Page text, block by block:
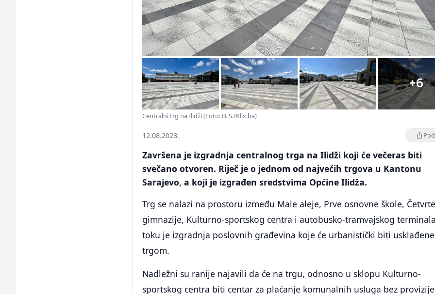
+6
Centralni trg na Ilidži (Foto: D. S./Klix.ba)
12.08.2023.
Završena je izgradnja centralnog trga na Ilidži koji će večeras biti
svečano otvoren. Riječ je o jednom od najvećih trgova u Kantonu
Sarajevo, a koji je izgrađen sredstvima Općine Ilidža.
Trg se nalazi na prostoru između Male aleje, Prve osnovne škole,
gimnazije, Kulturno-sportskog centra i autobusko-tramvajskog
toku je izgradnja poslovnih građevina koje će urbanistički biti
trgom.
Nadležni su ranije najavili da će na trgu, odnosno u sklopu Kulturno-
sportskog centra biti centar za plaćanje komunalnih usluga bez